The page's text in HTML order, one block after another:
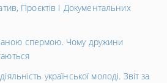
Проєктів І Документальних
спермою. Чому дружини
української молоді. Звіт за